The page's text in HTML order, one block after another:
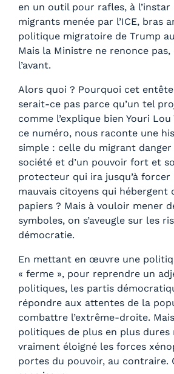
en un outil pour rafles, à l’instar
migrants menée par l’ICE, bras
politique migratoire de Trump
Mais la Ministre ne renonce
l’avant.
Alors quoi ? Pourquoi cet
serait-ce pas parce qu’un tel
comme l’explique bien Youri
ce numéro, nous raconte une
simple : celle du migrant
société et d’un pouvoir fort et
protecteur qui ira jusqu’à
mauvais citoyens qui hébergent
papiers ? Mais à vouloir mener
symboles, on s’aveugle sur les
démocratie.
En mettant en œuvre une
« ferme », pour reprendre un
politiques, les partis
répondre aux attentes de la
combattre l’extrême-droite.
politiques de plus en plus dures
vraiment éloigné les forces
portes du pouvoir, au contraire.